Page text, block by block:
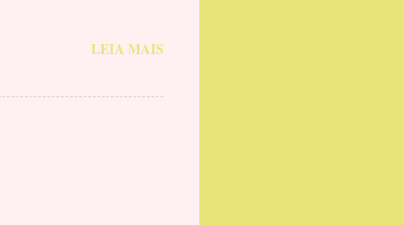
LEIA MAIS